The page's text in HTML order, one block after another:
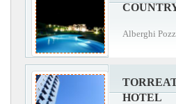
Alberghi
HOTEL